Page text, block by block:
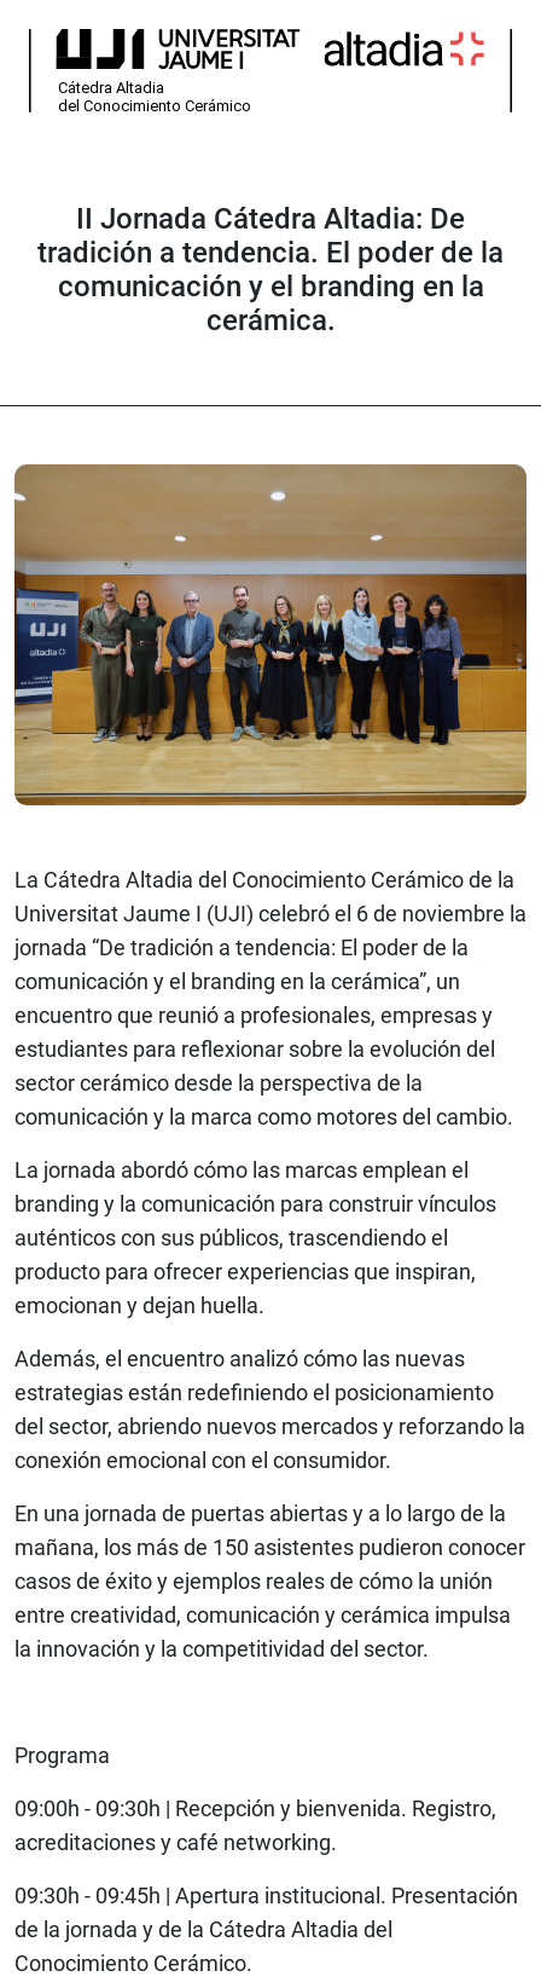
II Jornada Cátedra Altadia: De
tradición a tendencia. El poder de la
comunicación y el branding en la
cerámica.
La Cátedra Altadia del Conocimiento Cerámico de la
Universitat Jaume I (UJI) celebró el 6 de noviembre la
jornada “De tradición a tendencia: El poder de la
comunicación y el branding en la cerámica”, un
encuentro que reunió a profesionales, empresas y
estudiantes para reflexionar sobre la evolución del
sector cerámico desde la perspectiva de la
comunicación y la marca como motores del cambio.
La jornada abordó cómo las marcas emplean el
branding y la comunicación para construir vínculos
auténticos con sus públicos, trascendiendo el
producto para ofrecer experiencias que inspiran,
emocionan y dejan huella.
Además, el encuentro analizó cómo las nuevas
estrategias están redefiniendo el posicionamiento
del sector, abriendo nuevos mercados y reforzando la
conexión emocional con el consumidor.
En una jornada de puertas abiertas y a lo largo de la
mañana, los más de 150 asistentes pudieron conocer
casos de éxito y ejemplos reales de cómo la unión
entre creatividad, comunicación y cerámica impulsa
la innovación y la competitividad del sector.
Programa
09:00h - 09:30h | Recepción y bienvenida. Registro,
acreditaciones y café networking.
09:30h - 09:45h | Apertura institucional. Presentación
de la jornada y de la Cátedra Altadia del
Conocimiento Cerámico.